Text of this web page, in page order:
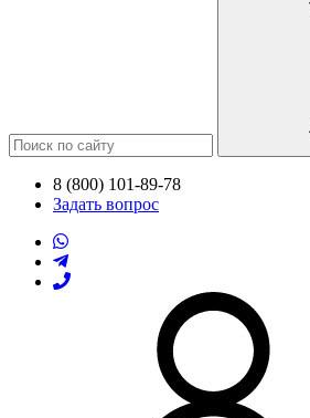
8 (800) 101-89-78
Задать вопрос